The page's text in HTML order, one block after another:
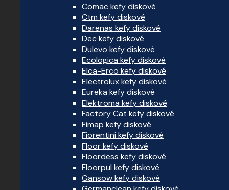
Comac kefy diskové
Ctm kefy diskové
Darenas kefy diskové
Dec kefy diskové
Dulevo kefy diskové
Ecologica kefy diskové
Elca-Erco kefy diskové
Electrolux kefy diskové
Eureka kefy diskové
Elektroma kefy diskové
Factory Cat kefy diskové
Fimap kefy diskové
Fiorentini kefy diskové
Floor kefy diskové
Floordess kefy diskové
Floorpul kefy diskové
Gansow kefy diskové